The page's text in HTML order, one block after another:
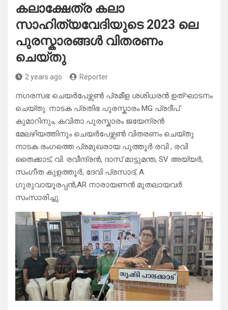
കലാക്ഷേത്ര കലാ
സാഹിത്യവേദിയുടെ 2023 ലെ
പുരസ്കാരങ്ങൾ വിതരണം
ചെയ്തു
2 years ago Reporter
നഗരസഭ ചെയർപേഴ്സൺ പ്രമീള ശശിധരൻ ഉത്ഘാടനം
ചെയ്തു. നാടക പ്രതിഭ പുരസ്കാരം MG പ്രദീപ്
കുമാറിനും, കവിതാ പുരസ്കാരം ജയേന്രൻ
മേലഴിയത്തിനും ചെയർപേഴ്സൺ വിതരണം ചെയ്തു
നാടക രംഗത്തെ പ്രമുഖരായ പുത്തൂർ രവി , രവി
തൈക്കാട്, വി. രവീന്ദ്രൻ, ദാസ് മാട്ടുമന്ത, SV അയ്യർ,
സംഗീത കുളത്തൂർ, ദേവി പ്രസാദ്, A.
ഗുരുവായൂരപ്പൻ,AR നാരായണൻ മുതലായവർ
സംസാരിച്ചു.